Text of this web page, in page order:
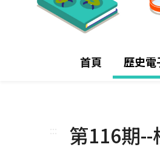
首頁 歷史電
::: 第116期